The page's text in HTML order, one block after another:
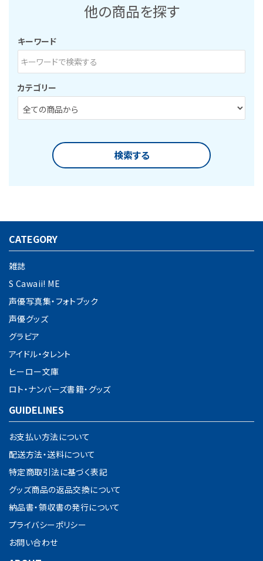
他の商品を探す
キーワード
カテゴリー
検索する
キーワード
カテゴリー
CATEGORY
雑誌
S Cawaii! ME
声優写真集・フォトブック
声優グッズ
グラビア
アイドル・タレント
ヒーロー文庫
ロト・ナンバーズ書籍・グッズ
GUIDELINES
お支払い方法について
配送方法・送料について
特定商取引法に基づく表記
グッズ商品の返品交換について
納品書・領収書の発行について
プライバシーポリシー
お問い合わせ